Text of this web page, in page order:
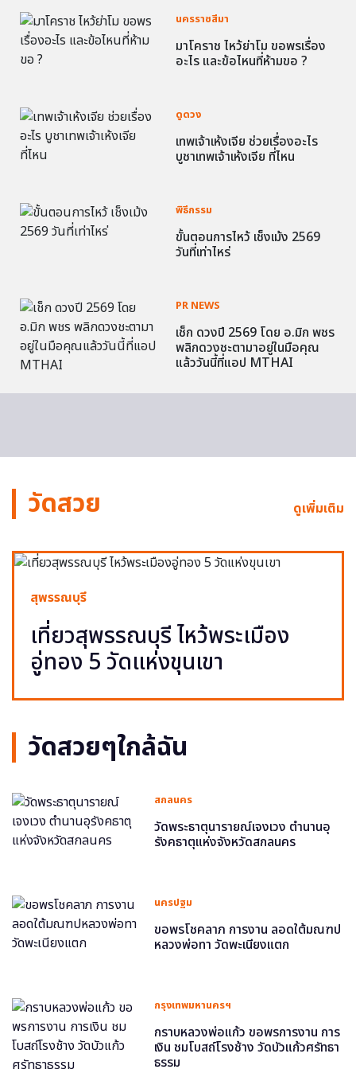
นครราชสีมา
มาโคราช ไหว้ย่าโม ขอพรเรื่อง
อะไร และข้อไหนที่ห้ามขอ ?
ดูดวง
เทพเจ้าเห้งเจีย ช่วยเรื่องอะไร
บูชาเทพเจ้าเห้งเจีย ที่ไหน
พิธีกรรม
ขั้นตอนการไหว้ เช็งเม้ง 2569
วันที่เท่าไหร่
PR NEWS
เช็ก ดวงปี 2569 โดย อ.มิก พชร
พลิกดวงชะตามาอยู่ในมือคุณ
แล้ววันนี้ที่แอป MTHAI
วัดสวย ดูเพิ่มเติม
สุพรรณบุรี
เที่ยวสุพรรณบุรี ไหว้พระเมือง
อู่ทอง 5 วัดแห่งขุนเขา
วัดสวยๆใกล้ฉัน
สกลนคร
วัดพระธาตุนารายณ์เจงเวง ตำนานอุ
รังคธาตุแห่งจังหวัดสกลนคร
นครปฐม
ขอพรโชคลาภ การงาน ลอดใต้มณฑป
หลวงพ่อทา วัดพะเนียงแตก
กรุงเทพมหานครฯ
กราบหลวงพ่อแก้ว ขอพรการงาน การ
เงิน ชมโบสถ์โรงช้าง วัดบัวแก้วศรัทธา
ธรรม